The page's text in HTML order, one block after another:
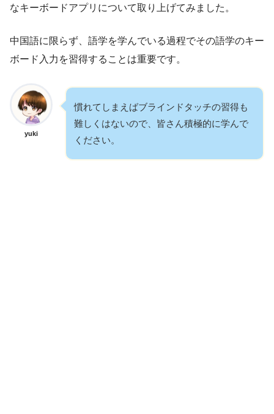
なキーボードアプリについて取り上げてみました。
中国語に限らず、語学を学んでいる過程でその語学のキー
ボード入力を習得することは重要です。
yuki
慣れてしまえばブラインドタッチの習得も
難しくはないので、皆さん積極的に学んで
ください。